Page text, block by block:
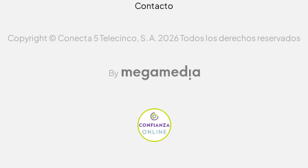
Contacto
Copyright © Conecta 5 Telecinco, S. A. 2026 Todos los derechos reservados
By